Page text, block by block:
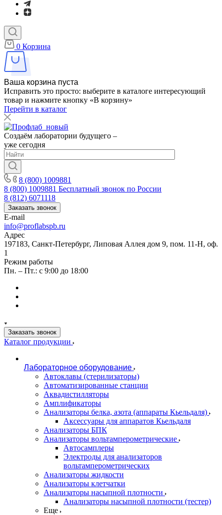
0 Корзина
Ваша корзина пуста
Исправить это просто: выберите в каталоге интересующий
товар и нажмите кнопку «В корзину»
Перейти в каталог
Создаём лаборатории будущего –
уже сегодня
8 (800) 1009881
8 (800) 1009881 Бесплатный звонок по России
8 (812) 6071118
Заказать звонок
E-mail
info@proflabspb.ru
Адрес
197183, Санкт-Петербург, Липовая Аллея дом 9, пом. 11-Н, оф.
1
Режим работы
Пн. – Пт.: с 9:00 до 18:00
Заказать звонок
Каталог продукции
Лабораторное оборудование
Автоклавы (стерилизаторы)
Автоматизированные станции
Аквадистилляторы
Амплификаторы
Анализаторы белка, азота (аппараты Кьельдаля)
Аксессуары для аппаратов Кьельдаля
Анализаторы БПК
Анализаторы вольтамперометрические
Автосамплеры
Электроды для анализаторов
вольтамперометрических
Анализаторы жидкости
Анализаторы клетчатки
Анализаторы насыпной плотности
Анализаторы насыпной плотности (тестер)
Еще